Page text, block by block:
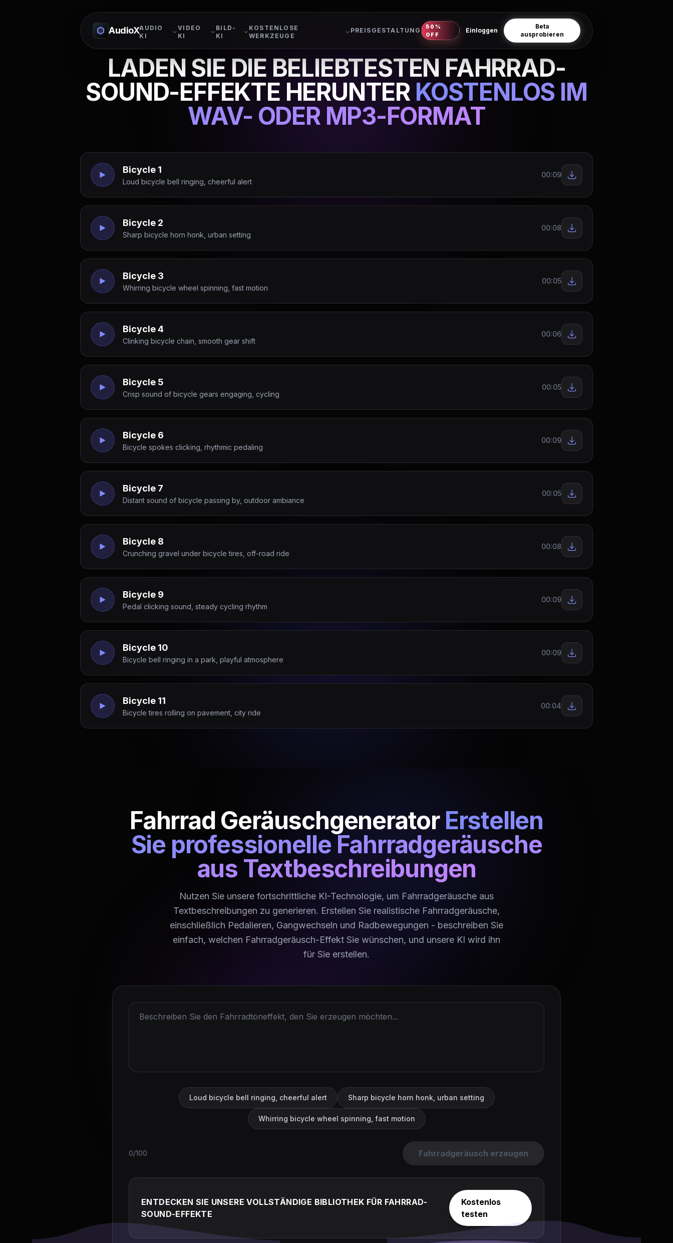
AudioXAUDIO
KI
VIDEO
KI
BILD-
KI
KOSTENLOSE
WERKZEUGE
PREISGESTALTUNG
50%
OFF
Einloggen
Beta
ausprobieren
LADEN SIE DIE BELIEBTESTEN FAHRRAD-
SOUND-EFFEKTE HERUNTER KOSTENLOS IM
WAV- ODER MP3-FORMAT
Bicycle 1
Loud bicycle bell ringing, cheerful alert
00:09
Bicycle 2
Sharp bicycle horn honk, urban setting
00:08
Bicycle 3
Whirring bicycle wheel spinning, fast motion
00:05
Bicycle 4
Clinking bicycle chain, smooth gear shift
00:06
Bicycle 5
Crisp sound of bicycle gears engaging, cycling
00:05
Bicycle 6
Bicycle spokes clicking, rhythmic pedaling
00:09
Bicycle 7
Distant sound of bicycle passing by, outdoor ambiance
00:05
Bicycle 8
Crunching gravel under bicycle tires, off-road ride
00:08
Bicycle 9
Pedal clicking sound, steady cycling rhythm
00:09
Bicycle 10
Bicycle bell ringing in a park, playful atmosphere
00:09
Bicycle 11
Bicycle tires rolling on pavement, city ride
00:04
Fahrrad Geräuschgenerator Erstellen
Sie professionelle Fahrradgeräusche
aus Textbeschreibungen
Nutzen Sie unsere fortschrittliche KI-Technologie, um Fahrradgeräusche aus
Textbeschreibungen zu generieren. Erstellen Sie realistische Fahrradgeräusche,
einschließlich Pedalieren, Gangwechseln und Radbewegungen - beschreiben Sie
einfach, welchen Fahrradgeräusch-Effekt Sie wünschen, und unsere KI wird ihn
für Sie erstellen.
Loud bicycle bell ringing, cheerful alert Sharp bicycle horn honk, urban setting
Whirring bicycle wheel spinning, fast motion
0/100 Fahrradgeräusch erzeugen
ENTDECKEN SIE UNSERE VOLLSTÄNDIGE BIBLIOTHEK FÜR FAHRRAD-
SOUND-EFFEKTE
Kostenlos
testen